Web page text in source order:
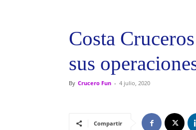
Costa
sus
By Crucero Fun - 4 julio, 2020
Compartir